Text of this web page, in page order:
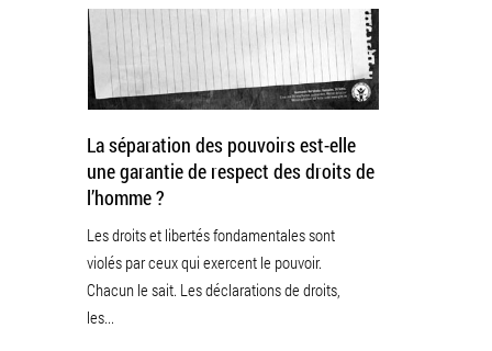
La séparation des pouvoirs est-elle
une garantie de respect des droits de
l’homme ?
Les droits et libertés fondamentales sont
violés par ceux qui exercent le pouvoir.
Chacun le sait. Les déclarations de droits,
les...